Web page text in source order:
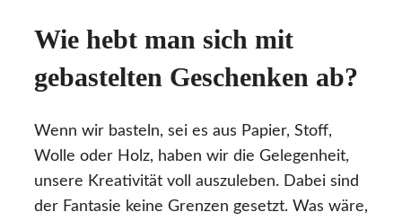
Wie hebt man sich mit
gebastelten Geschenken ab?
Wenn wir basteln, sei es aus Papier, Stoff,
Wolle oder Holz, haben wir die Gelegenheit,
unsere Kreativität voll auszuleben. Dabei sind
der Fantasie keine Grenzen gesetzt. Was wäre,